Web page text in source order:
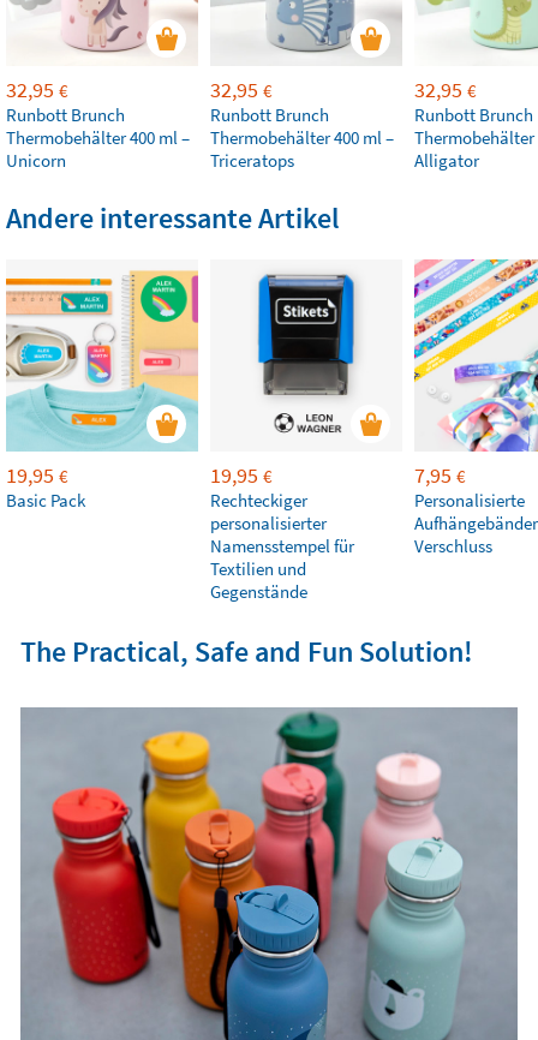
32,95 €
Runbott Brunch
Thermobehälter 400 ml –
Unicorn
32,95 €
Runbott Brunch
Thermobehälter 400 ml –
Triceratops
32,95 €
Runbott Brunch
Thermobehälter
Alligator
Andere interessante Artikel
19,95 €
Basic Pack
19,95 €
Rechteckiger
personalisierter
Namensstempel für
Textilien und
Gegenstände
7,95 €
Personalisierte
Verschluss
The Practical, Safe and Fun Solution!